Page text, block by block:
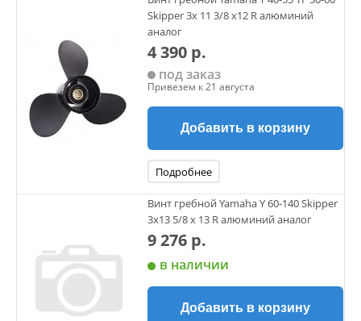
Skipper 3х 11 3/8 х12 R алюминий
аналог
4 390 р.
под заказ
Привезем к 21 августа
Добавить в корзину
Подробнее
Винт гребной Yamaha Y 60-140 Skipper
3х13 5/8 х 13 R алюминий аналог
9 276 р.
в наличии
Добавить в корзину